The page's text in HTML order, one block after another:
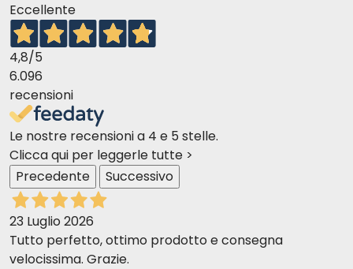
Eccellente
4,8/5
6.096
recensioni
Le nostre recensioni a 4 e 5 stelle.
Clicca qui per leggerle tutte >
Precedente
Successivo
23 Luglio 2026
Tutto perfetto, ottimo prodotto e consegna
velocissima. Grazie.